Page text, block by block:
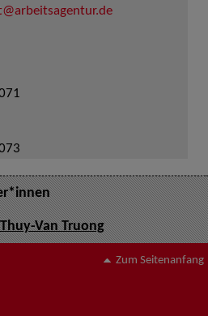
Thuy-Van Truong
Zum Seitenanfang